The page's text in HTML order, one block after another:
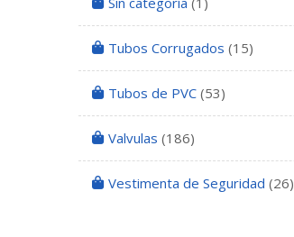
Tubos Corrugados (15)
Tubos de PVC (53)
Valvulas (186)
Vestimenta de Seguridad (26)